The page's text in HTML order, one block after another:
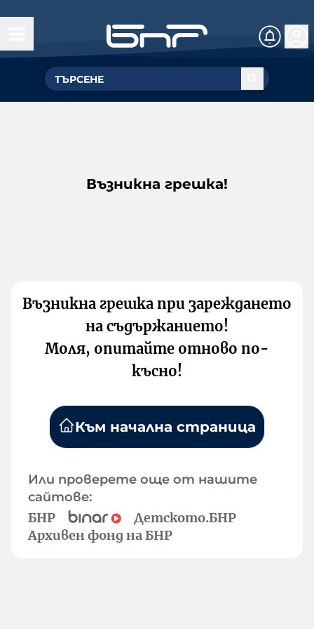
Възникна грешка!
Възникна грешка при зареждането
на съдържанието!
Моля, опитайте отново по-
късно!
Към начална страница
Или проверете още от нашите
сайтове:
БНР
Детското.БНР
Архивен фонд на БНР